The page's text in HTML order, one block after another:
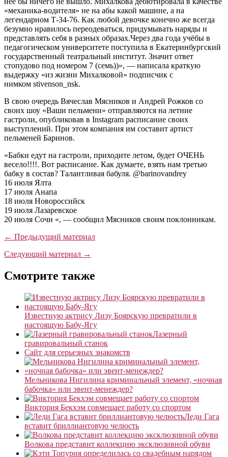
«механика-водителя» не на абы какой машине, а на
легендарном Т-34-76. Как любой девочке конечно же всегда
безумно нравилось переодеваться, придумывать наряды и
представлять себя в разных образах.Через два года учёбы в
педагогическом университете поступила в Екатеринбургский
государственный театральный институт. Значит ответ
стопудово под номером 7 (семь))», — написала краткую
выдержку «из жизни Михалковой» подписчик с
нимком stivenson_nsk.
В свою очередь Вячеслав Мясников и Андрей Рожков со
своих шоу «Ваши пельмени» отправляются на летние
гастроли, опубликовав в Instagram расписание своих
выступлений. При этом компания им составит артист
пельменей Баринов.
«Бабки едут на гастроли, приходите летом, будет ОЧЕНЬ
весело!!!!. Вот расписание. Как думаете, взять нам третью
бабку в состав? Талантливая бабуля. @barinovandrey
16 июля Ялта
17 июля Анапа
18 июля Новороссийск
19 июля Лазаревское
20 июля Сочи «, — сообщил Мясников своим поклонникам.
← Предыдущий материал
Следующий материал →
Смотрите также
Известную актрису Лизу Боярскую превратили в
настоящую Бабу-Ягу
Лазерный
гравировальный станок
Сайт для серьезных знакомств
Мельникова Нигилина криминальный элемент, «ночная
бабочка» или эвент-менеждер?
Виктория Бекхэм совмещает работу со спортом
Леди Гага
вставит бриллиантовую челюсть
Волкова представит коллекцию эксклюзивной обуви